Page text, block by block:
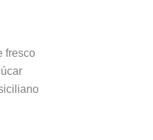
fresco